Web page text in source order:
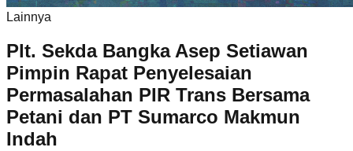
Lainnya
Plt. Sekda Bangka Asep Setiawan
Pimpin Rapat Penyelesaian
Permasalahan PIR Trans Bersama
Petani dan PT Sumarco Makmun
Indah